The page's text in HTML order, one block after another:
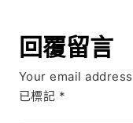
回覆留言
Your email
已標記 *